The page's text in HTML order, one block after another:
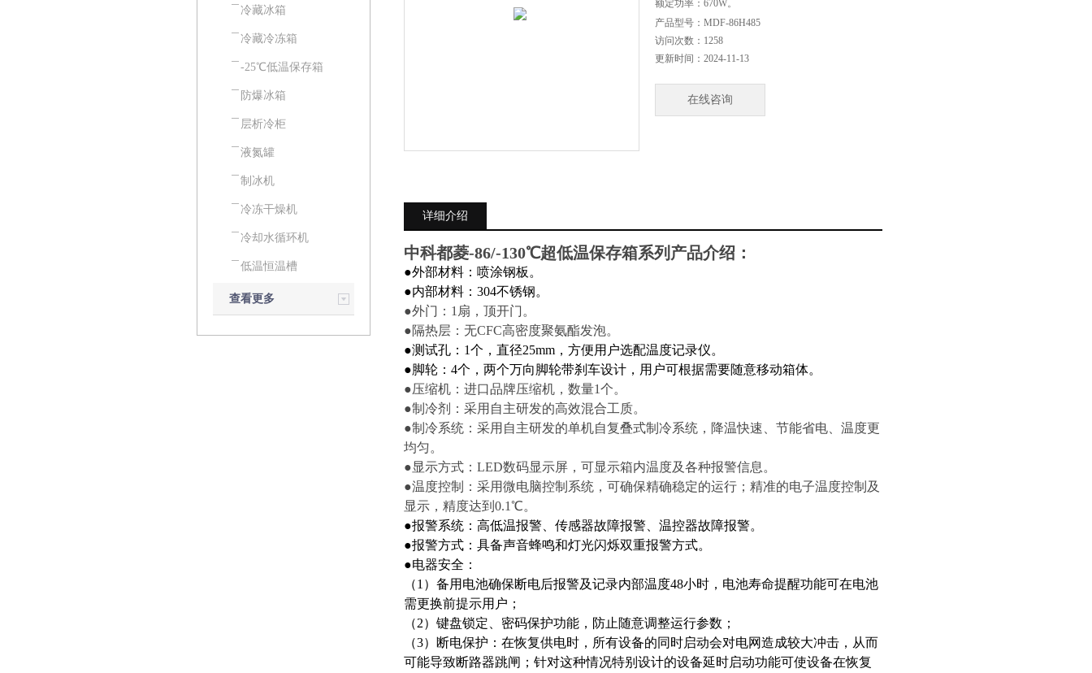
冷藏冰箱
冷藏冷冻箱
-25℃低温保存箱
防爆冰箱
层析冷柜
液氮罐
制冰机
冷冻干燥机
冷却水循环机
低温恒温槽
查看更多
额定功率：670W。
噪音值：54.5dB。
气候类型：SN/N。
制冷方式：直冷。
工作条件：环境温度10～32℃，电源220V/50Hz。
产品型号： MDF-86H485
访问次数： 1258
更新时间： 2024-11-13
在线咨询
详细介绍
中科都菱-86/-130℃超低温保存箱系列 产品介绍：
●外部材料：喷涂钢板。
●内部材料：304不锈钢。
●外门：1扇，顶开门。
●隔热层：无CFC高密度聚氨酯发泡。
●测试孔：1个，直径25mm，方便用户选配温度记录仪。
●脚轮：4个，两个万向脚轮带刹车设计，用户可根据需要随意移动箱体。
●压缩机：进口品牌压缩机，数量1个。
●制冷剂：采用自主研发的高效混合工质。
●制冷系统： 采用自主研发的单机自复叠式制冷系统，降温快速、节能省电、温度更
均匀。
●显示方式：LED数码显示屏，可显示箱内温度及各种报警信息。
●温度控制： 采用微电脑控制系统，可确保精确稳定的运行；精准的电子温度控制及
显示，精度达到0.1℃。
●报警系统：高低温报警、传感器故障报警、温控器故障报警。
●报警方式：具备声音蜂鸣和灯光闪烁双重报警方式。
●电器安全：
（1）备用电池确保断电后报警及记录内部温度48小时，电池寿命提醒功能可在电池
需更换前提示用户；
（2）键盘锁定、密码保护功能，防止随意调整运行参数；
（3）断电保护：在恢复供电时，所有设备的同时启动会对电网造成较大冲击，从而
可能导致断路器跳闸；针对这种情况特别设计的设备延时启动功能可使设备在恢复